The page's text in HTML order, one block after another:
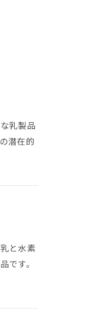
乳製品
潜在的
と水素
です。